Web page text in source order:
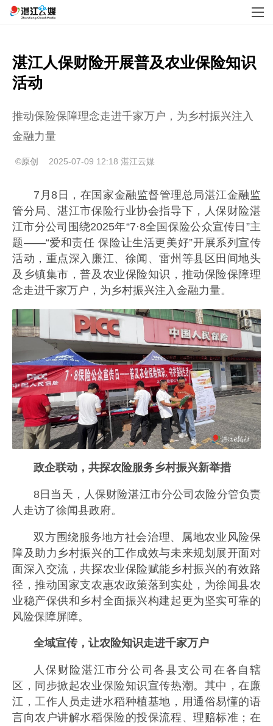
湛江人保财险开展普及农业保险知识
活动
推动保险保障理念走进千家万户，为乡村振兴注入
金融力量
©原创 2025-07-09 12:18 湛江云媒
7月8日，在国家金融监督管理总局湛江金融监
管分局、湛江市保险行业协会指导下，人保财险湛
江市分公司围绕2025年“7·8全国保险公众宣传日”主
题——“爱和责任 保险让生活更美好”开展系列宣传
活动，重点深入廉江、徐闻、雷州等县区田间地头
及乡镇集市，普及农业保险知识，推动保险保障理
念走进千家万户，为乡村振兴注入金融力量。
政企联动，共探农险服务乡村振兴新举措
8日当天，人保财险湛江市分公司农险分管负责
人走访了徐闻县政府。
双方围绕服务地方社会治理、属地农业风险保
障及助力乡村振兴的工作成效与未来规划展开面对
面深入交流，共探农业保险赋能乡村振兴的有效路
径，推动国家支农惠农政策落到实处，为徐闻县农
业稳产保供和乡村全面振兴构建起更为坚实可靠的
风险保障屏障。
全域宣传，让农险知识走进千家万户
人保财险湛江市分公司各县支公司在各自辖
区，同步掀起农业保险知识宣传热潮。其中，在廉
江，工作人员走进水稻种植基地，用通俗易懂的语
言向农户讲解水稻保险的投保流程、理赔标准；在